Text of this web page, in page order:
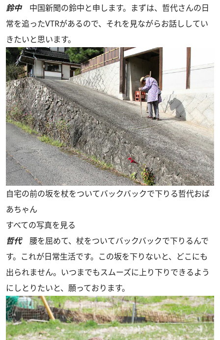
鈴中中国新聞の鈴中と申します。まずは、哲代さんの日
常を追ったVTRがあるので、それを見ながらお話ししてい
きたいと思います。
自宅の前の坂を杖をついてバックバックで下りる哲代おば
あちゃん
すべての写真を見る
哲代腰を屈めて、杖をついてバックバックで下りるんで
す。これが日常生活です。この坂を下りないと、どこにも
出られません。いつまでもスムーズに上り下りできるよう
にしとりたいと、願っております。